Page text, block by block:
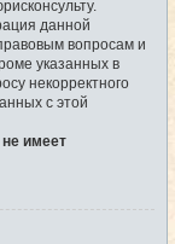
данной
вопросам и
указанных в
некорректного
с этой
имеет